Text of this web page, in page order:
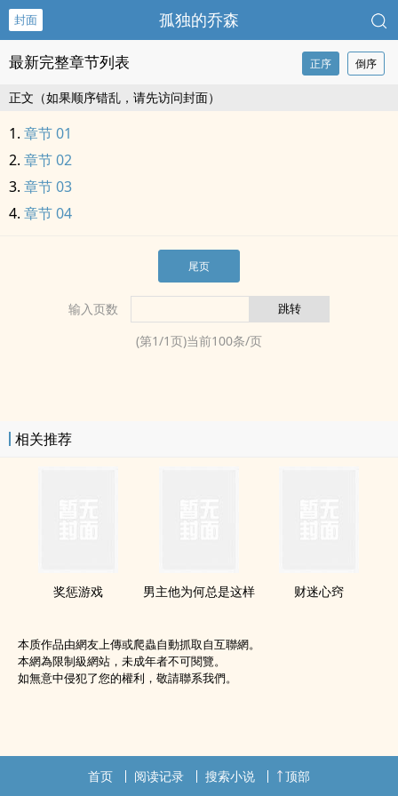
封面 孤独的乔森
最新完整章节列表 正序 倒序
正文（如果顺序错乱，请先访问封面）
章节 01
章节 02
章节 03
章节 04
尾页
输入页数
(第1/1页)当前100条/页
相关推荐
奖惩游戏 男主他为何总是这样 财迷心窍
本质作品由網友上傳或爬蟲自動抓取自互聯網。
本網為限制級網站，未成年者不可閱覽。
如無意中侵犯了您的權利，敬請聯系我們。
首页 阅读记录 搜索小说 顶部